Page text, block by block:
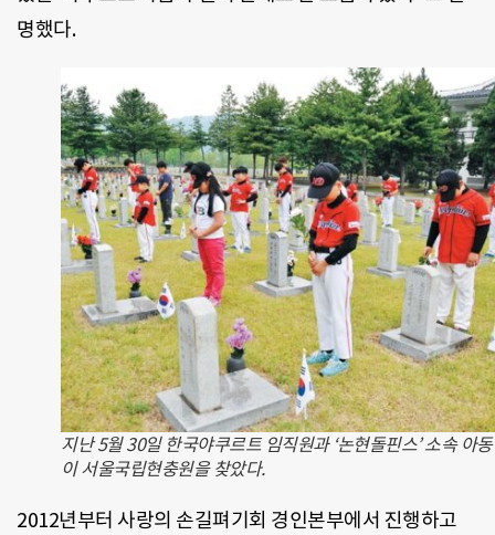
명했다.
지난 5월 30일 한국야쿠르트 임직원과 ‘논현돌핀스’ 소속 아
이 서울국립현충원을 찾았다.
2012년부터 사랑의 손길펴기회 경인본부에서 진행하고